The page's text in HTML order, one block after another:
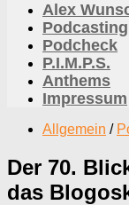
Alex
Podcasting
Podcheck
P.I.M.P.S.
Anthems
Impressum
Allgemein /
Der 70.
das